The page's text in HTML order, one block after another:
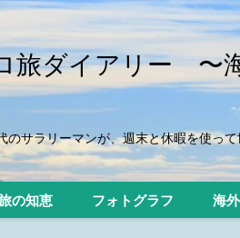
旅ダイアリー 〜
のサラリーマンが、週末と休暇を使って
の知恵 フォトグラフ 海